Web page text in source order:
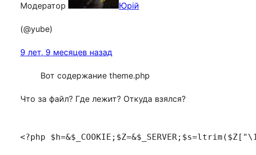
Модератор Юрій
(@yube)
9 лет, 9 месяцев назад
Вот содержание theme.php
Что за файл? Где лежит? Откуда взялся?